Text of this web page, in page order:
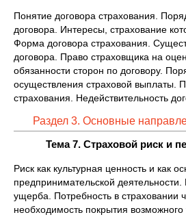
Понятие договора страхования.
договора. Интересы, страхование
Форма договора страхования.
договора. Право страховщика на
обязанности сторон по договору.
осуществления страховой выплаты.
страхования. Недействительность
Раздел 3. Основные
Тема 7. Страховой риск и
Риск как культурная ценность и как
предпринимательской деятельности.
ущерба. Потребность в страховании
необходимость покрытия